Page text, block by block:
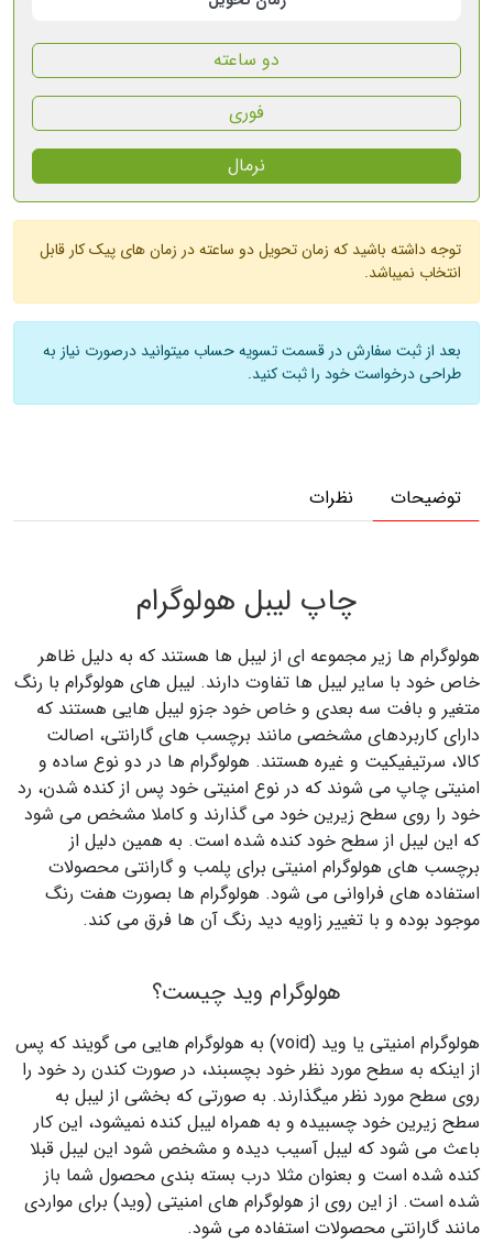
دو ساعته
فوری
نرمال
توجه داشته باشید که زمان تحویل دو ساعته در زمان های پیک کار قابل
انتخاب نمیباشد.
بعد از ثبت سفارش در قسمت تسویه حساب میتوانید درصورت نیاز به
طراحی درخواست خود را ثبت کنید.
توضیحات نظرات
چاپ لیبل هولوگرام
هولوگرام ها زیر مجموعه ای از لیبل ها هستند که به دلیل ظاهر
خاص خود با سایر لیبل ها تفاوت دارند. لیبل های هولوگرام با رنگ
متغیر و بافت سه بعدی و خاص خود جزو لیبل هایی هستند که
دارای کاربردهای مشخصی مانند برچسب های گارانتی، اصالت
کالا، سرتیفیکیت و غیره هستند. هولوگرام ها در دو نوع ساده و
امنیتی چاپ می شوند که در نوع امنیتی خود پس از کنده شدن، رد
خود را روی سطح زیرین خود می گذارند و کاملا مشخص می شود
که این لیبل از سطح خود کنده شده است. به همین دلیل از
برچسب های هولوگرام امنیتی برای پلمب و گارانتی محصولات
استفاده های فراوانی می شود. هولوگرام ها بصورت هفت رنگ
موجود بوده و با تغییر زاویه دید رنگ آن ها فرق می کند.
هولوگرام وید چیست؟
هولوگرام امنیتی یا وید (void) به هولوگرام هایی می گویند که پس
از اینکه به سطح مورد نظر خود بچسبند، در صورت کندن رد خود را
روی سطح مورد نظر میگذارند. به صورتی که بخشی از لیبل به
سطح زیرین خود چسبیده و به همراه لیبل کنده نمیشود، این کار
باعث می شود که لیبل آسیب دیده و مشخص شود این لیبل قبلا
کنده شده است و بعنوان مثلا درب بسته بندی محصول شما باز
شده است. از این روی از هولوگرام های امنیتی (وید) برای مواردی
مانند گارانتی محصولات استفاده می شود.